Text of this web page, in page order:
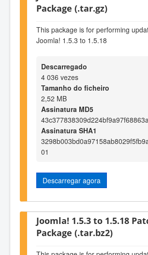
Package (.tar.gz)
This package is for performing
Joomla! 1.5.3 to 1.5.18
Descarregado
4 036 vezes
Tamanho do ficheiro
2,52 MB
Assinatura MD5
Assinatura SHA1
01
Descarregar agora
Joomla! 1.5.3 to 1.5.18
Package (.tar.bz2)